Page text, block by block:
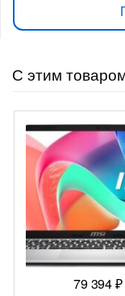
С этим
79 394₽